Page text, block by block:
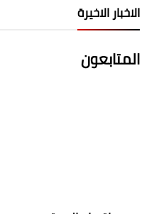
الاخبار الاخيرة
المتابعون